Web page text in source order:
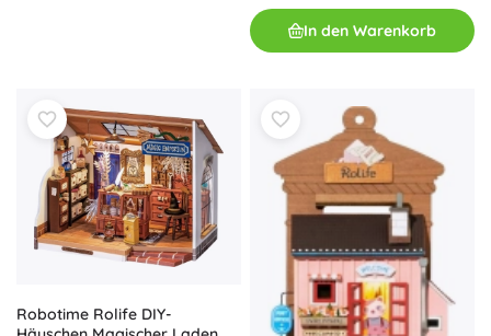
In den Warenkorb
Robotime Rolife DIY-